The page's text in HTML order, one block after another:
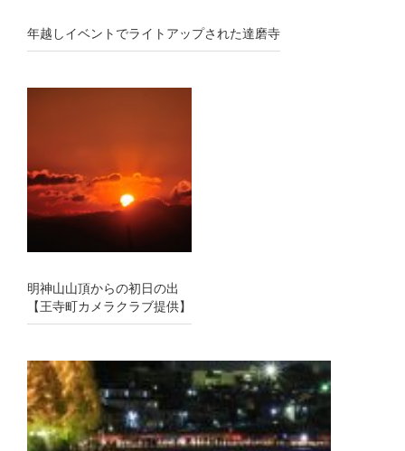
年越しイベントでライトアップされた達磨寺
明神山山頂からの初日の出
【王寺町カメラクラブ提供】